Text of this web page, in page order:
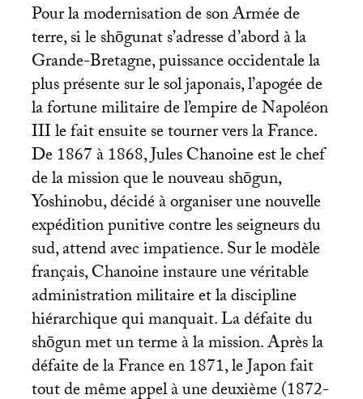
Pour la modernisation de son Armée de
terre, si le shōgunat s’adresse d’abord à la
Grande-Bretagne, puissance occidentale la
plus présente sur le sol japonais, l’apogée de
la fortune militaire de l’empire de Napoléon
IIIle fait ensuite se tourner vers la France.
De 1867 à 1868, Jules Chanoine est le chef
de la mission que le nouveau shōgun,
Yoshinobu, décidé à organiser une nouvelle
expédition punitive contre les seigneurs du
sud, attend avec impatience. Sur le modèle
français, Chanoine instaure une véritable
administration militaire et la discipline
hiérarchique qui manquait. La défaite du
shōgun met un terme à la mission. Après la
défaite de la France en 1871, le Japon fait
tout de même appel à une deuxième (1872-